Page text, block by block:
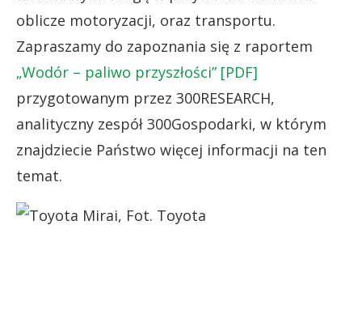
oblicze motoryzacji, oraz transportu.
Zapraszamy do zapoznania się z raportem
„Wodór – paliwo przyszłości” [PDF]
przygotowanym przez 300RESEARCH,
analityczny zespół 300Gospodarki, w którym
znajdziecie Państwo więcej informacji na ten
temat.